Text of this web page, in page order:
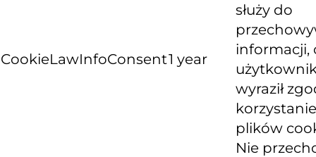
CookieLawInfoConsent1 year
służy do
informacji,
wyraził
plików
Nie